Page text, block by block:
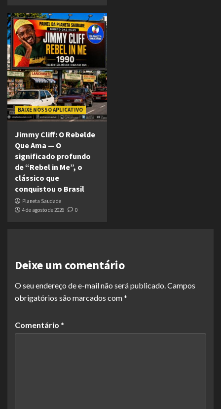
BAIXE NOSSO APLICATIVO
Jimmy Cliff: O Rebelde
Que Ama — O
significado profundo
de “Rebel in Me”, o
clássico que
conquistou o Brasil
Planeta Saudade
4 de agosto de 2026
0
Deixe um comentário
O seu endereço de e-mail não será publicado.Campos
obrigatórios são marcados com*
Comentário *